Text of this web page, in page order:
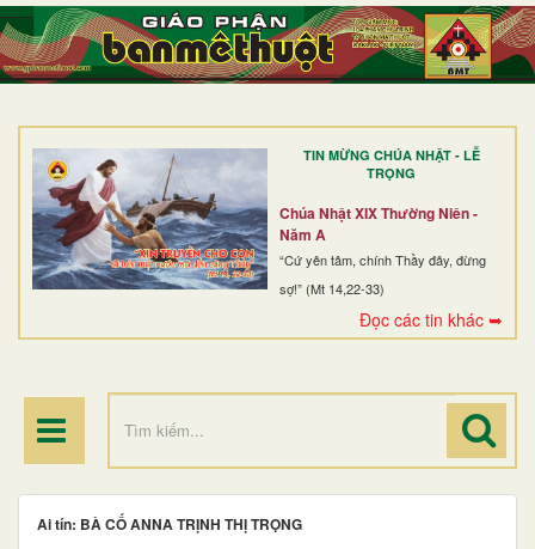
TIN MỪNG CHÚA NHẬT - LỄ
TRỌNG
Chúa Nhật XIX Thường Niên -
Năm A
“Cứ yên tâm, chính Thầy đây, đừng
sợ!” (Mt 14,22-33)
Đọc các tin khác ➥
TRANG NHẤT
GIỚI THIỆU
DÒNG TU
BAN MỤC VỤ
ĐOÀN THỂ CG
Ai tín: BÀ CỐ ANNA TRỊNH THỊ TRỌNG